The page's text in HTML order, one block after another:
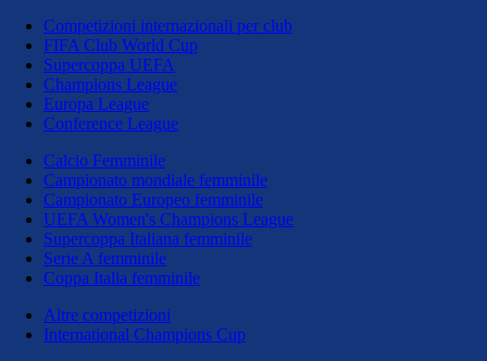
Competizioni internazionali per club
FIFA Club World Cup
Supercoppa UEFA
Champions League
Europa League
Conference League
Calcio Femminile
Campionato mondiale femminile
Campionato Europeo femminile
UEFA Women's Champions League
Supercoppa Italiana femminile
Serie A femminile
Coppa Italia femminile
Altre competizioni
International Champions Cup